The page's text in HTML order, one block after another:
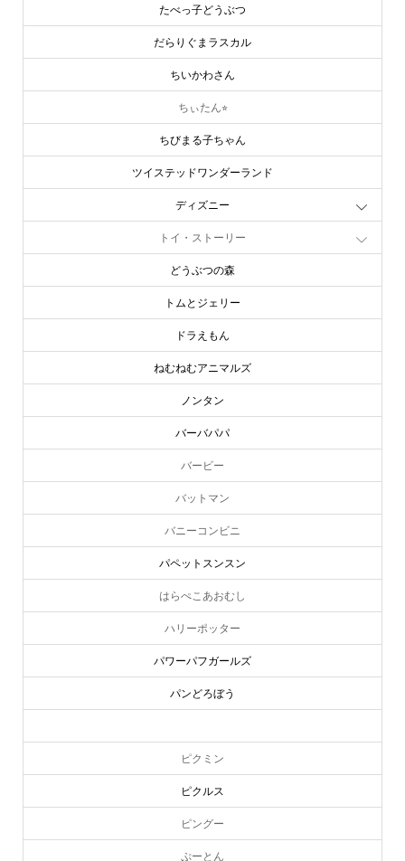
たべっ子どうぶつ
だらりぐまラスカル
ちいかわさん
ちぃたん⭐︎
ちびまる子ちゃん
ツイステッドワンダーランド
ディズニー
トイ・ストーリー
どうぶつの森
トムとジェリー
ドラえもん
ねむねむアニマルズ
ノンタン
バーバパパ
バービー
バットマン
バニーコンビニ
パペットスンスン
はらぺこあおむし
ハリーポッター
パワーパフガールズ
パンどろぼう
ピクミン
ピクルス
ピングー
ぷーとん